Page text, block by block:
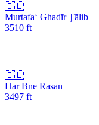
🇮🇱
Murtafa‘ Ghadīr Ţālib
3510 ft
🇮🇱
Har Bne Rasan
3497 ft